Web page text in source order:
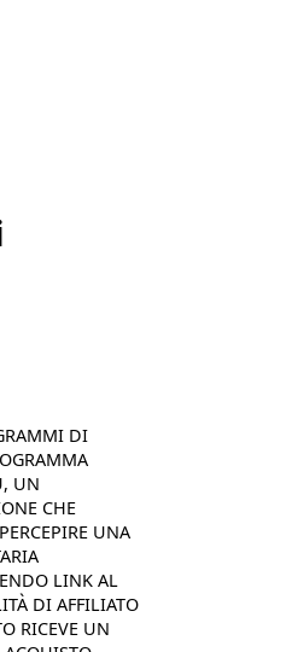
DI
UN
CHE
UNA
LINK AL
DI AFFILIATO
RICEVE UN